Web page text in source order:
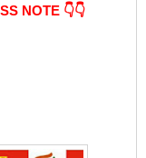
NOTE 👇👇